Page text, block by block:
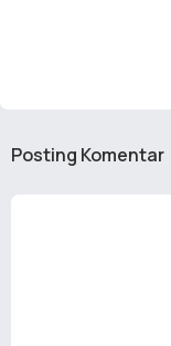
Posting Komentar